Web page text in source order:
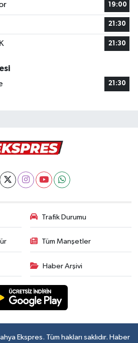
19:00
21:30
21:30
21:30
Trafik Durumu
Tüm Manşetler
Haber Arşivi
Ekspres. Tüm hakları saklıdır. Haber